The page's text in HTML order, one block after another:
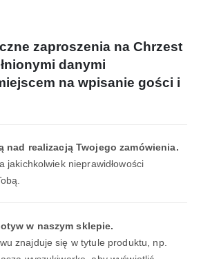
zaproszenia na Chrzest
danymi
na wpisanie gości i
nad realizacją Twojego zamówienia.
jakichkolwiek nieprawidłowości
w naszym sklepie.
znajduje się w tytule produktu, np.